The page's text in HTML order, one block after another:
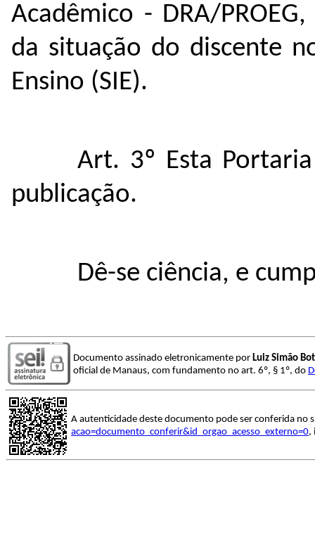
Acadêmico - DRA/
da situação do discente
Ensino (SIE).
Art. 3º Esta
publicação.
Dê-se ciência, e
Documento assinado eletronicamente por Luiz Simão
oficial de Manaus, com fundamento no art. 6º, § 1º, do
A autenticidade deste documento pode ser conferida no
acao=documento_conferir&id_orgao_acesso_externo=0,